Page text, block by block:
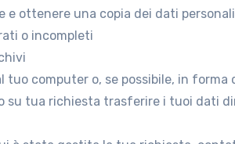
ottenere una copia dei dati
o incompleti
computer o, se possibile, in forma
su tua richiesta trasferire i tuoi dati